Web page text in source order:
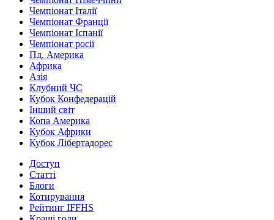
Чемпіонат Італії
Чемпіонат Франції
Чемпіонат Іспанії
Чемпіонат росії
Пд. Америка
Африка
Азія
Клубний ЧС
Кубок Конфедерацій
Інший світ
Копа Америка
Кубок Африки
Кубок Лібертадорес
Доступ
Статті
Блоги
Котирування
Рейтинг IFFHS